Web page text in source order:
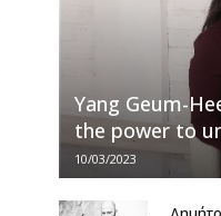
Yang Geum-
the power to
10/03/2023